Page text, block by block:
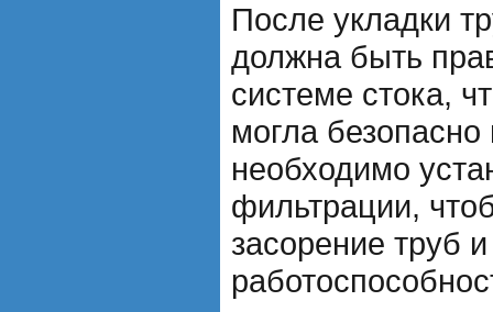
После укладки
должна быть
системе стока,
могла
необходимо
фильтрации,
засорение труб